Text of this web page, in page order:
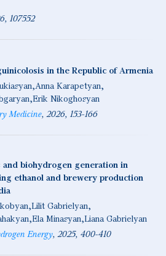
107552
in the Republic of Armenia
Anna Karapetyan
Erik Nikoghosyan
Medicine 2026 153-166
biohydrogen generation in
ethanol and brewery production
Lilit Gabrielyan
Ela Minasyan Liana Gabrielyan
Energy 2025 400-410